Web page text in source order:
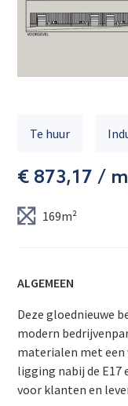
Te huur
€ 873,17 /
169m²
ALGEMEEN
Deze gloednieuwe
modern
materialen met een
ligging nabij de E17
voor klanten en